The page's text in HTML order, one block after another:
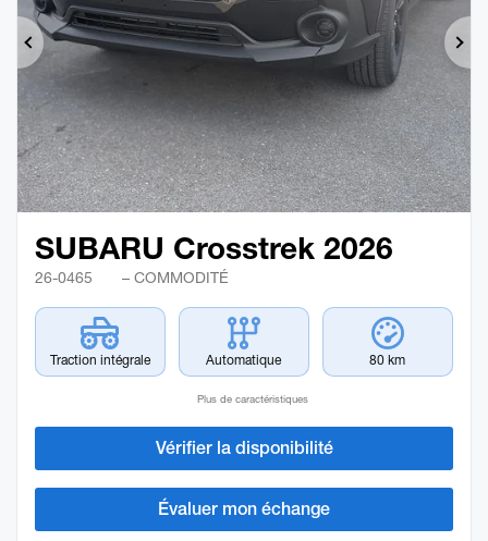
Précédent
SUBARU Crosstrek 2026
26-0465 – COMMODITÉ
Traction intégrale Automatique 80 km
Plus de caractéristiques
Vérifier la disponibilité
Évaluer mon échange